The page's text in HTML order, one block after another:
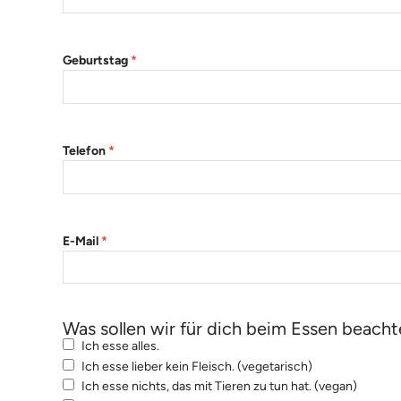
Geburtstag *
Telefon *
E-Mail *
Was sollen wir für dich beim Essen
Ich esse alles.
Ich esse lieber kein Fleisch. (vegetarisch)
Ich esse nichts, das mit Tieren zu tun hat. (vegan)